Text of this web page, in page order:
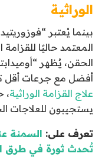
الوراثية
بينما يُعتبر
المعتمد حاليًا
الحقن، يُظهر
أفضل مع جرعات أقل
علاج القزامة الوراثية،
يستجيبون للعلاجات
تعرف على: السمنة
تُحدث ثورة في طرق